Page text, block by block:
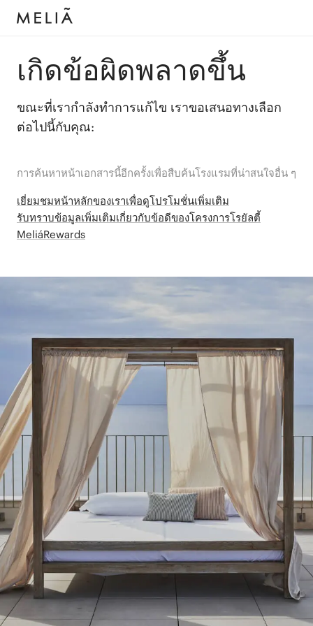
เกิดข้อผิดพลาดขึ้น
ขณะที่เรากำลังทำการแก้ไข เราขอเสนอทางเลือก
ต่อไปนี้กับคุณ:
การค้นหาหน้าเอกสารนี้อีกครั้งเพื่อสืบค้นโรงแรมที่น่าสนใจอื่น ๆ
เยี่ยมชมหน้าหลักของเราเพื่อดูโปรโมชั่นเพิ่มเติม
รับทราบข้อมูลเพิ่มเติมเกี่ยวกับข้อดีของโครงการโรยัลตี้
MeliáRewards